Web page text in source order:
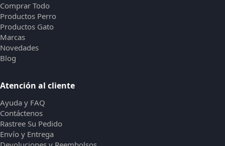
Comprar Todo
Productos Perro
Productos Gato
Marcas
Novedades
Blog
Atención al cliente
Ayuda y FAQ
Contáctenos
Rastree Su Pedido
Envío y Entrega